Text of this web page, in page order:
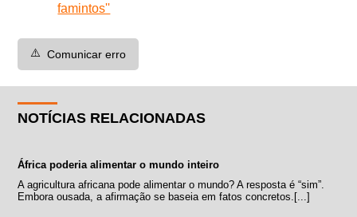
famintos''
⚠️ Comunicar erro
NOTÍCIAS RELACIONADAS
África poderia alimentar o mundo inteiro
A agricultura africana pode alimentar o mundo? A resposta é “sim”.
Embora ousada, a afirmação se baseia em fatos concretos.[...]